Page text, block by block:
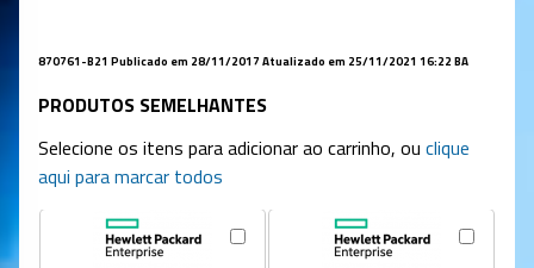
870761-B21 Publicado em 28/11/2017 Atualizado em 25/11/2021 16:22 BA
PRODUTOS SEMELHANTES
Selecione os itens para adicionar ao carrinho, ou clique
aqui para marcar todos